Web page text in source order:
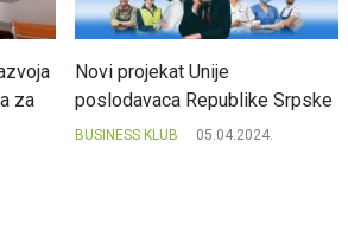
za
Novi projekat Unije
poslodavaca Republike Srpske
BUSINESS KLUB 05.04.2024.